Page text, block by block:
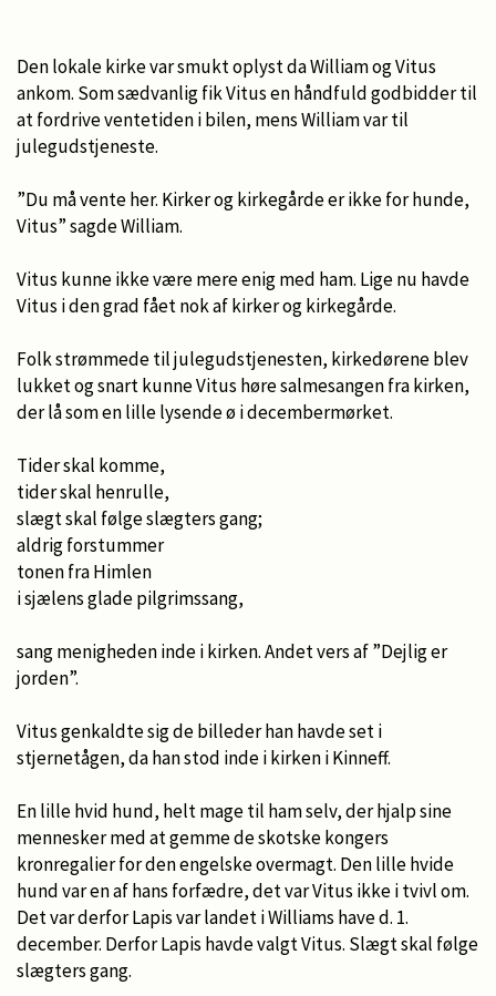
Den lokale kirke var smukt oplyst da William og Vitus
ankom. Som sædvanlig fik Vitus en håndfuld godbidder til
at fordrive ventetiden i bilen, mens William var til
julegudstjeneste.
”Du må vente her. Kirker og kirkegårde er ikke for hunde,
Vitus” sagde William.
Vitus kunne ikke være mere enig med ham. Lige nu havde
Vitus i den grad fået nok af kirker og kirkegårde.
Folk strømmede til julegudstjenesten, kirkedørene blev
lukket og snart kunne Vitus høre salmesangen fra kirken,
der lå som en lille lysende ø i decembermørket.
Tider skal komme,
tider skal henrulle,
slægt skal følge slægters gang;
aldrig forstummer
tonen fra Himlen
i sjælens glade pilgrimssang,
sang menigheden inde i kirken. Andet vers af ”Dejlig er
jorden”.
Vitus genkaldte sig de billeder han havde set i
stjernetågen, da han stod inde i kirken i Kinneff.
En lille hvid hund, helt mage til ham selv, der hjalp sine
mennesker med at gemme de skotske kongers
kronregalier for den engelske overmagt. Den lille hvide
hund var en af hans forfædre, det var Vitus ikke i tvivl om.
Det var derfor Lapis var landet i Williams have d. 1.
december. Derfor Lapis havde valgt Vitus. Slægt skal følge
slægters gang.